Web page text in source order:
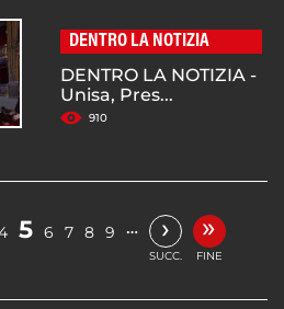
DENTRO LA NOTIZIA
DENTRO LA NOTIZIA -
Unisa, Pres...
910
5 6 7 8 9 … ›
SUCC.
»
FINE